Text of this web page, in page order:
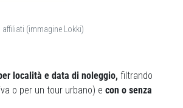
(immagine Lokki)
località e data di noleggio, filtrando
o per un tour urbano) e con o senza